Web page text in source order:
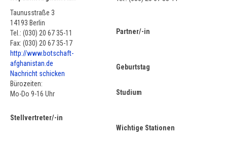
Taunusstraße 3
14193 Berlin
Tel.: (030) 20 67 35-11
Fax: (030) 20 67 35-17
http://www.botschaft-
afghanistan.de
Nachricht schicken
Bürozeiten:
Mo-Do 9-16 Uhr
Stellvertreter/-in
Partner/-in
Geburtstag
Studium
Wichtige Stationen